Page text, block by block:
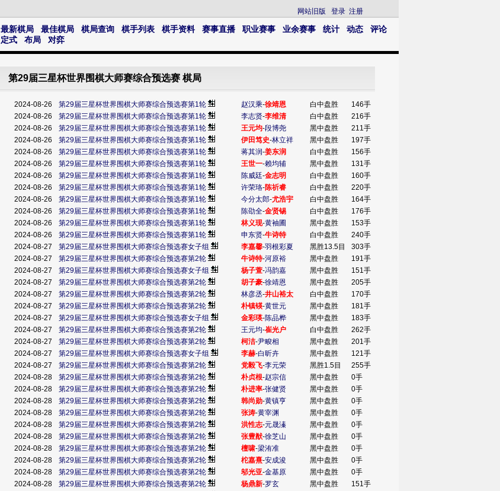
网站旧版 登录 注册
最新棋局 最佳棋局 棋局查询 棋手列表 棋手资料 赛事直播 职业赛事 业余赛事 统计 动态
评论
定式 布局 对弈
第29届三星杯世界围棋大师赛综合预选赛 棋局
2024-08-26 第29届三星杯世界围棋大师赛综合预选赛第1轮 赵汉乘-徐靖恩 白中盘胜
146手
2024-08-26 第29届三星杯世界围棋大师赛综合预选赛第1轮 李志贤-李维清 白中盘胜
216手
2024-08-26 第29届三星杯世界围棋大师赛综合预选赛第1轮 王元均-段博尧 黑中盘胜
211手
2024-08-26 第29届三星杯世界围棋大师赛综合预选赛第1轮 伊田笃史-林立祥 黑中盘胜
197手
2024-08-26 第29届三星杯世界围棋大师赛综合预选赛第1轮 蒋其润-姜东润 白中盘胜
156手
2024-08-26 第29届三星杯世界围棋大师赛综合预选赛第1轮 王世一-赖均辅 黑中盘胜
131手
2024-08-26 第29届三星杯世界围棋大师赛综合预选赛第1轮 陈威廷-金志明 白中盘胜
160手
2024-08-26 第29届三星杯世界围棋大师赛综合预选赛第1轮 许荣珞-陈祈睿 白中盘胜
220手
2024-08-26 第29届三星杯世界围棋大师赛综合预选赛第1轮 今分太郎-尤浩宇 白中盘胜
164手
2024-08-26 第29届三星杯世界围棋大师赛综合预选赛第1轮 陈劭全-金贤锡 白中盘胜
176手
2024-08-26 第29届三星杯世界围棋大师赛综合预选赛第1轮 林义现-黄袖圃 黑中盘胜
153手
2024-08-26 第29届三星杯世界围棋大师赛综合预选赛第1轮 申东贤-牛诗特 白中盘胜
240手
2024-08-27 第29届三星杯世界围棋大师赛综合预选赛女子组 李嘉馨-羽根彩夏 黑胜13.5目
303手
2024-08-27 第29届三星杯世界围棋大师赛综合预选赛第2轮 牛诗特-河原裕 黑中盘胜
191手
2024-08-27 第29届三星杯世界围棋大师赛综合预选赛女子组 杨子萱-冯韵嘉 黑中盘胜
151手
2024-08-27 第29届三星杯世界围棋大师赛综合预选赛第2轮 胡子豪-徐靖恩 黑中盘胜
205手
2024-08-27 第29届三星杯世界围棋大师赛综合预选赛第2轮 林彦丞-井山裕太 白中盘胜
170手
2024-08-27 第29届三星杯世界围棋大师赛综合预选赛第2轮 朴镇锳-黄世元 黑中盘胜
181手
2024-08-27 第29届三星杯世界围棋大师赛综合预选赛女子组 金彩瑛-陈品桦 黑中盘胜
183手
2024-08-27 第29届三星杯世界围棋大师赛综合预选赛第2轮 王元均-崔光户 白中盘胜
262手
2024-08-27 第29届三星杯世界围棋大师赛综合预选赛第2轮 柯洁-尹畯相 黑中盘胜
201手
2024-08-27 第29届三星杯世界围棋大师赛综合预选赛女子组 李赫-白昕卉 黑中盘胜
121手
2024-08-27 第29届三星杯世界围棋大师赛综合预选赛第2轮 党毅飞-李元荣 黑胜1.5目
255手
2024-08-28 第29届三星杯世界围棋大师赛综合预选赛第2轮 朴贞根-赵宗信 黑中盘胜
0手
2024-08-28 第29届三星杯世界围棋大师赛综合预选赛第2轮 朴进率-张健贤 黑中盘胜
0手
2024-08-28 第29届三星杯世界围棋大师赛综合预选赛第2轮 韩尚勋-黄镇亨 黑中盘胜
0手
2024-08-28 第29届三星杯世界围棋大师赛综合预选赛第2轮 张涛-黄宰渊 黑中盘胜
0手
2024-08-28 第29届三星杯世界围棋大师赛综合预选赛第2轮 洪性志-元晟溱 黑中盘胜
0手
2024-08-28 第29届三星杯世界围棋大师赛综合预选赛第2轮 张豊猷-徐芝山 黑中盘胜
0手
2024-08-28 第29届三星杯世界围棋大师赛综合预选赛第2轮 檀啸-梁洧准 黑中盘胜
0手
2024-08-28 第29届三星杯世界围棋大师赛综合预选赛第2轮 柁嘉熹-安成浚 黑中盘胜
0手
2024-08-28 第29届三星杯世界围棋大师赛综合预选赛第2轮 邬光亚-金基原 黑中盘胜
0手
2024-08-28 第29届三星杯世界围棋大师赛综合预选赛第2轮 杨鼎新-罗玄 黑中盘胜
151手